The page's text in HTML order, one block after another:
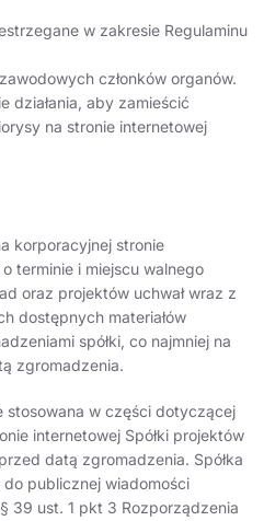
w zakresie Regulaminu
członków organów.
działania, aby zamieścić
na stronie internetowej
korporacyjnej stronie
terminie i miejscu walnego
oraz projektów uchwał wraz z
dostępnych materiałów
spółki, co najmniej na
zgromadzenia.
stosowana w części dotyczącej
internetowej Spółki projektów
datą zgromadzenia. Spółka
publicznej wiadomości
39 ust. 1 pkt 3 Rozporządzenia